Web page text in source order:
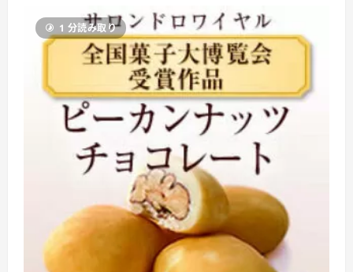
AYANOKOJI
【徹
底
解
説】
評
判、
い
コ
ミ、
い
口
コ
ミ、
リ
ッ
ト
1 分読み取り